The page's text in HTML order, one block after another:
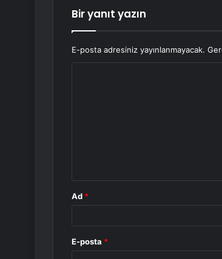
Bir yanıt yazın
E-posta adresiniz yayınlanmayacak.
Ad *
E-posta *